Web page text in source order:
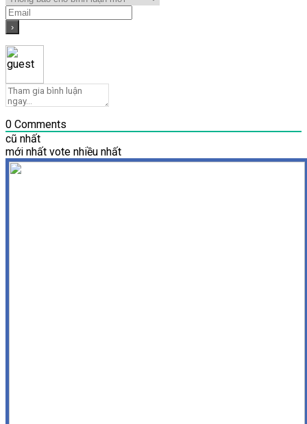
0 Comments
cũ nhất
mới nhất vote nhiều nhất